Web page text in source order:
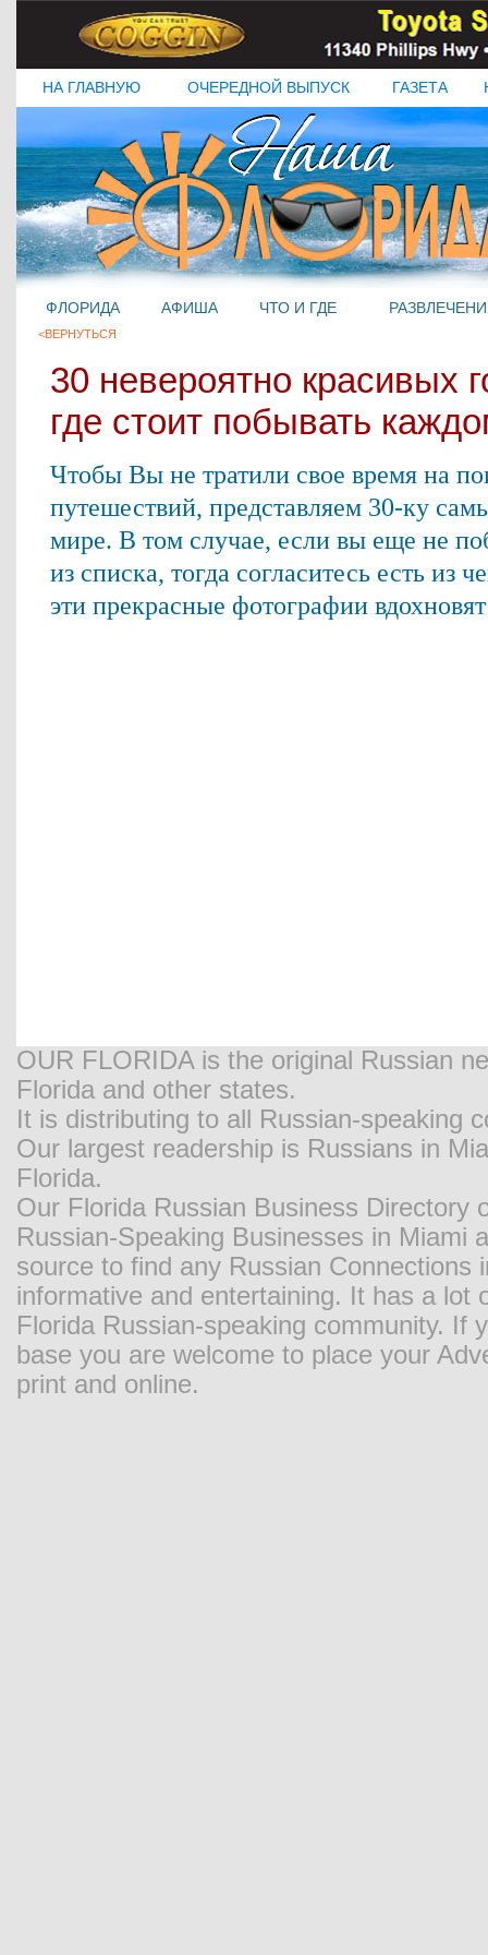
НА ГЛАВНУЮ ОЧЕРЕДНОЙ ВЫПУСК ГАЗЕТА
ФЛОРИДА АФИША ЧТО И ГДЕ
<ВЕРНУТЬСЯ
30 невероятно красивых
где стоит побывать
Чтобы Вы не тратили свое время на
путешествий, представляем 30-ку
мире. В том случае, если вы еще не
из списка, тогда согласитесь есть из
эти прекрасные фотографии
OUR FLORIDA is the original Russian
Florida and other states.
It is distributing to all Russian-speaking
Our largest readership is Russians in
Florida.
Our Florida Russian Business Directory
Russian-Speaking Businesses in Miami
source to find any Russian
informative and entertaining. It has a
Florida Russian-speaking community. If
base you are welcome to place your
print and online.